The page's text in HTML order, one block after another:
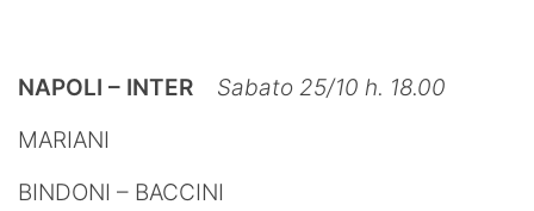
NAPOLI – INTER Sabato 25/10 h. 18.00
MARIANI
BINDONI – BACCINI